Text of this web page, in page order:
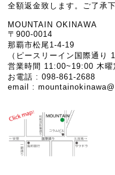
全額返金致します。ご了承下
MOUNTAIN OKINAWA
〒900-0014
那覇市松尾1-4-19
（ピースリーイン国際通り
営業時間 11:00~19:00 木曜
お電話 : 098-861-2688
email :